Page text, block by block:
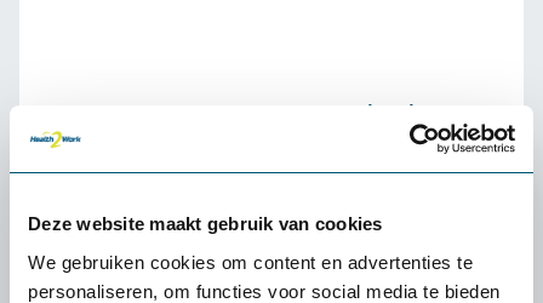
Deze website maakt gebruik van cookies
We gebruiken cookies om content en advertenties te
personaliseren, om functies voor social media te bieden
Mousetrapper Laptopstandaard